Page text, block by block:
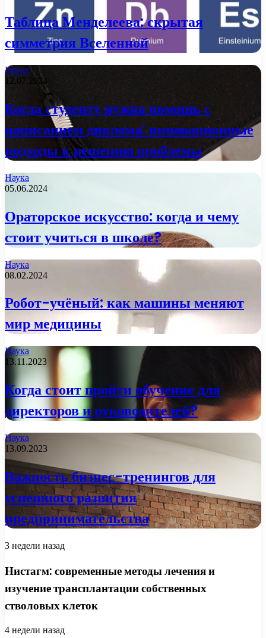
Таблица Менделеева: скрытая
симметрия Вселенной
Наука
12.07.2024
Когда студенту нужна помощь с
написанием диплома: инновационные
подходы к решению проблемы
Наука
05.06.2024
Ораторское искусство: когда и чему
стоит учиться в школе?
Наука
08.02.2024
Робот-учёный: как машины меняют
мир медицины
Наука
13.11.2023
Когда стоит пройти обучение для
директоров и руководителей?
Наука
13.09.2023
Важность бизнес-тренингов для
успешного развития
предпринимательства
3 недели назад
Нистагм: современные методы лечения и
изучение трансплантации собственных
стволовых клеток
4 недели назад